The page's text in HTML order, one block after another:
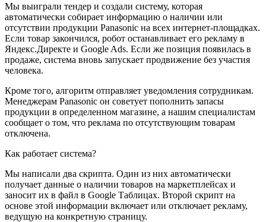
Мы выиграли тендер и создали систему, которая
автоматически собирает информацию о наличии или
отсутствии продукции Panasonic на всех интернет-площадках.
Если товар закончился, робот останавливает его рекламу в
Яндекс.Директе и Google Ads. Если же позиция появилась в
продаже, система вновь запускает продвижение без участия
человека.
Кроме того, алгоритм отправляет уведомления сотрудникам.
Менеджерам Panasonic он советует пополнить запасы
продукции в определенном магазине, а нашим специалистам
сообщает о том, что реклама по отсутствующим товарам
отключена.
Как работает система?
Мы написали два скрипта. Один из них автоматически
получает данные о наличии товаров на маркетплейсах и
заносит их в файл в Google Таблицах. Второй скрипт на
основе этой информации включает или отключает рекламу,
ведущую на конкретную страницу.